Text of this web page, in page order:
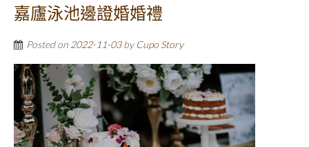
嘉廬泳池邊證婚婚禮
Posted on 2022-11-03by Cupo Story